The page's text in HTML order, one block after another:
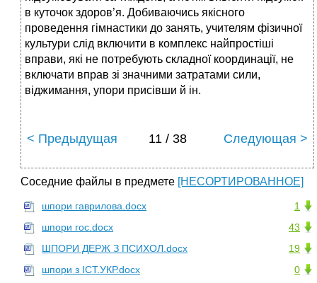
в куточок здоров’я. Добиваючись якісного
проведення гімнастики до занять, учителям фізичної
культури слід включити в комплекс найпростіші
вправи, які не потребують складної координації, не
включати вправ зі значними затратами сили,
віджимання, упори присівши й ін.
< Предыдущая 11 / 38 Следующая >
Соседние файлы в предмете [НЕСОРТИРОВАННОЕ]
1
шпори гаврилова.docx
43
шпори гос.docx
19
ШПОРИ ДЕРЖ З ПСИХОЛ.docx
0
шпори з ІСТ.УКР.docx